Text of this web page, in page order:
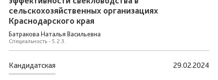
сельскохозяйственных организациях
Краснодарского края
Батракова Наталья Васильевна
Специальность - 5.2.3.
Кандидатская 29.02.2024